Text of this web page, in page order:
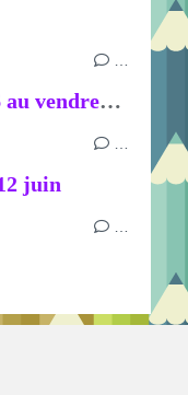
…
Semaine du mardi 16 au vendredi 19 juin
…
juin
…